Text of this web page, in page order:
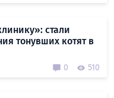
стали
тонувших котят в
0 510